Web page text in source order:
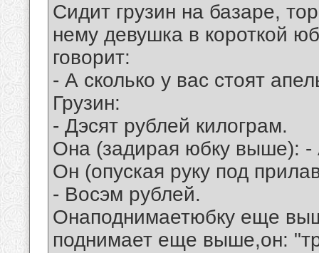
Сидит грузин на базаре,
нему девушка в короткой
говорит:
- А сколько у вас стоят
Грузин:
- Дэсят рублей килограм.
Она (задирая юбку выше): -
Он (опуская руку под
- Восэм рублей.
Онаподнимаетюбку еще
поднимает еще выше,он: